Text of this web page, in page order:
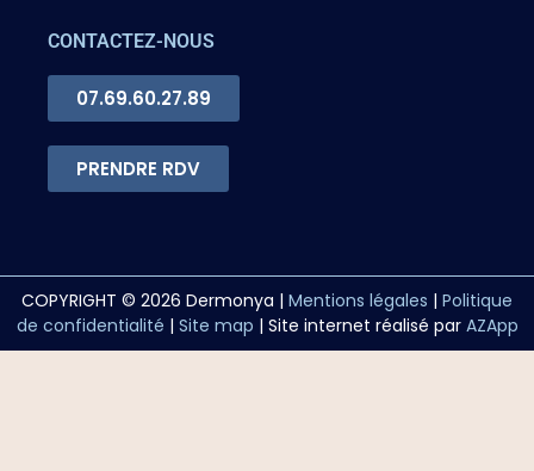
CONTACTEZ-NOUS
07.69.60.27.89
PRENDRE RDV
COPYRIGHT © 2026 Dermonya | Mentions légales | Politique
de confidentialité | Site map | Site internet réalisé par AZApp